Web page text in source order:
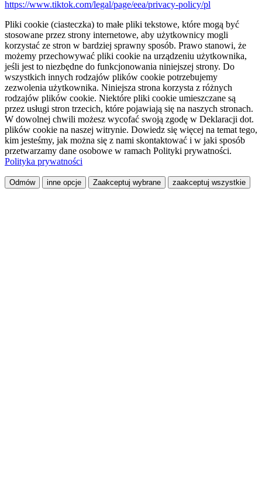
https://www.tiktok.com/legal/page/eea/privacy-policy/pl
Pliki cookie (ciasteczka) to małe pliki tekstowe, które mogą być
stosowane przez strony internetowe, aby użytkownicy mogli
korzystać ze stron w bardziej sprawny sposób. Prawo stanowi, że
możemy przechowywać pliki cookie na urządzeniu użytkownika,
jeśli jest to niezbędne do funkcjonowania niniejszej strony. Do
wszystkich innych rodzajów plików cookie potrzebujemy
zezwolenia użytkownika. Niniejsza strona korzysta z różnych
rodzajów plików cookie. Niektóre pliki cookie umieszczane są
przez usługi stron trzecich, które pojawiają się na naszych stronach.
W dowolnej chwili możesz wycofać swoją zgodę w Deklaracji dot.
plików cookie na naszej witrynie. Dowiedz się więcej na temat tego,
kim jesteśmy, jak można się z nami skontaktować i w jaki sposób
przetwarzamy dane osobowe w ramach Polityki prywatności.
Polityka prywatności
Odmów inne opcje Zaakceptuj wybrane zaakceptuj wszystkie